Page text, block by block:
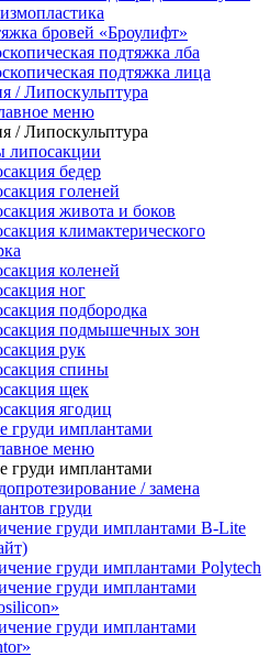
бровей «Броулифт»
подтяжка лба
подтяжка лица
/ Липоскульптура
меню
/ Липоскульптура
липосакции
бедер
голеней
живота и боков
климактерического
коленей
ног
подбородка
подмышечных зон
рук
спины
щек
ягодиц
груди имплантами
меню
груди имплантами
/ замена
груди
груди имплантами B-Lite
груди имплантами Polytech
груди имплантами
груди имплантами